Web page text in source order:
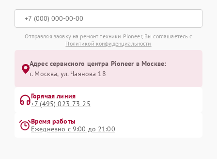
Отправляя заявку на ремонт техники Pioneer, Вы соглашаетесь с
Политикой конфиденциальности
Адрес сервисного центра Pioneer в Москве:
г. Москва, ул. Чаянова 18
Горячая линия
+7 (495) 023-73-25
Время работы
Ежедневно с 9:00 до 21:00